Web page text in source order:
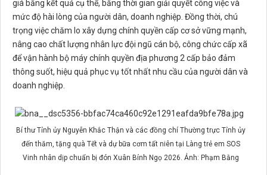
giá bằng kết quả cụ thể, bằng thời gian giải quyết công việc và
mức độ hài lòng của người dân, doanh nghiệp. Đồng thời, chú
trọng việc chăm lo xây dựng chính quyền cấp cơ sở vững mạnh,
nâng cao chất lượng nhân lực đội ngũ cán bộ, công chức cấp xã
để vận hành bộ máy chính quyền địa phương 2 cấp bảo đảm
thông suốt, hiệu quả phục vụ tốt nhất nhu cầu của người dân và
doanh nghiệp.
Bí thư Tỉnh ủy Nguyễn Khắc Thận và các đồng chí Thường trực Tỉnh ủy
đến thăm, tặng quà Tết và dự bữa cơm tất niên tại Làng trẻ em SOS
Vinh nhân dịp chuẩn bị đón Xuân Bính Ngọ 2026. Ảnh: Phạm Bằng